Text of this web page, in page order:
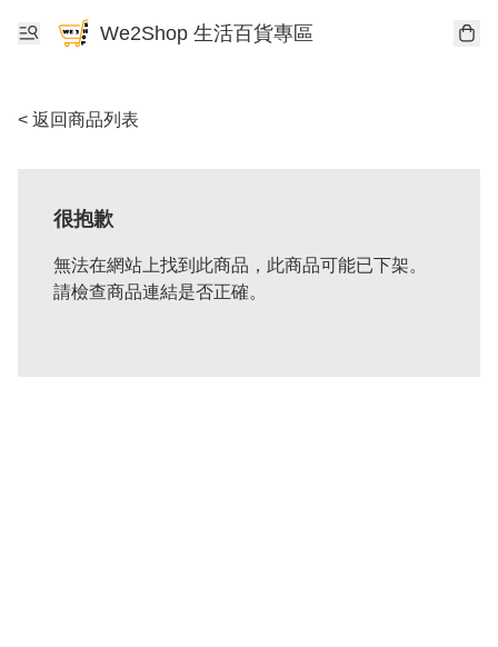
We2Shop 生活百貨專區
< 返回商品列表
很抱歉
無法在網站上找到此商品，此商品可能已下架。
請檢查商品連結是否正確。